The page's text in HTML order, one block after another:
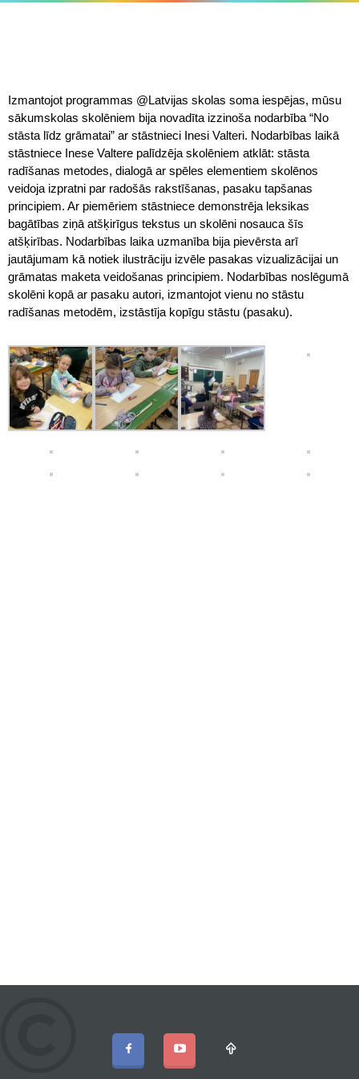
Izmantojot programmas @Latvijas skolas soma iespējas, mūsu
sākumskolas skolēniem bija novadīta izzinoša nodarbība “No
stāsta līdz grāmatai” ar stāstnieci Inesi Valteri. Nodarbības laikā
stāstniece Inese Valtere palīdzēja skolēniem atklāt: stāsta
radīšanas metodes, dialogā ar spēles elementiem skolēnos
veidoja izpratni par radošās rakstīšanas, pasaku tapšanas
principiem. Ar piemēriem stāstniece demonstrēja leksikas
bagātības ziņā atšķirīgus tekstus un skolēni nosauca šīs
atšķirības. Nodarbības laika uzmanība bija pievērsta arī
jautājumam kā notiek ilustrāciju izvēle pasakas vizualizācijai un
grāmatas maketa veidošanas principiem. Nodarbības noslēgumā
skolēni kopā ar pasaku autori, izmantojot vienu no stāstu
radīšanas metodēm, izstāstīja kopīgu stāstu (pasaku).